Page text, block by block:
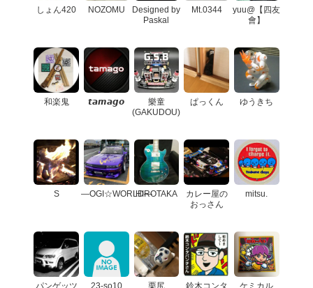
しょん420 NOZOMU
Designed by
Paskal
Mt.0344
yuu@【四友
會】
和楽鬼 𝙩𝙖𝙢𝙖𝙜𝙤
樂童
(GAKUDOU)
ぱっくん ゆうきち
S ―OGI☆WORLD―HIROTAKA
カレー屋の
おっさん
mitsu.
パンゲッツ 23-so10 栗尻
鈴木コンタ
ケミカル